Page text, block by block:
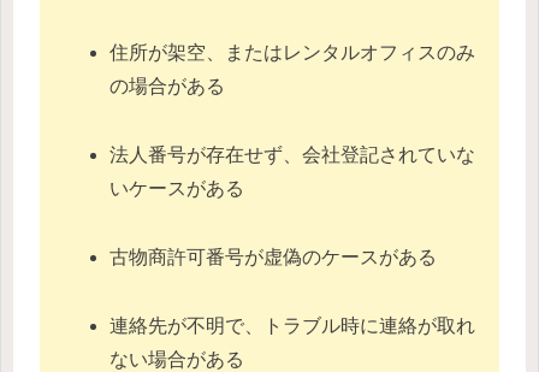
住所が架空、またはレンタルオフィスのみ
の場合がある
法人番号が存在せず、会社登記されていな
いケースがある
古物商許可番号が虚偽のケースがある
連絡先が不明で、トラブル時に連絡が取れ
ない場合がある